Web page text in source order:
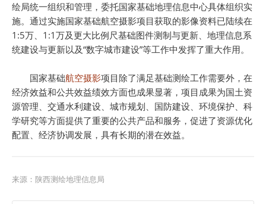
绘局统一组织和管理，委托国家基础地理信息中心具体组织实
施。通过实施国家基础航空摄影项目获取的影像资料已陆续在
1:5万、1:1万及更大比例尺基础图件测制与更新、地理信息系
统建设与更新以及“数字城市建设”等工作中发挥了重大作用。
国家基础航空摄影项目除了满足基础测绘工作需要外，在
经济效益和公共效益绩效方面也成果显著，项目成果为国土资
源管理、交通水利建设、城市规划、国防建设、环境保护、科
学研究等方面提供了重要的公共产品和服务，促进了资源优化
配置、经济协调发展，具有长期的潜在效益。
来源： 陕西测绘地理信息局